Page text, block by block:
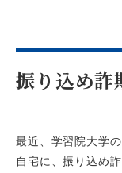
振り込め詐
最近、学習院大学
自宅に、振り込め